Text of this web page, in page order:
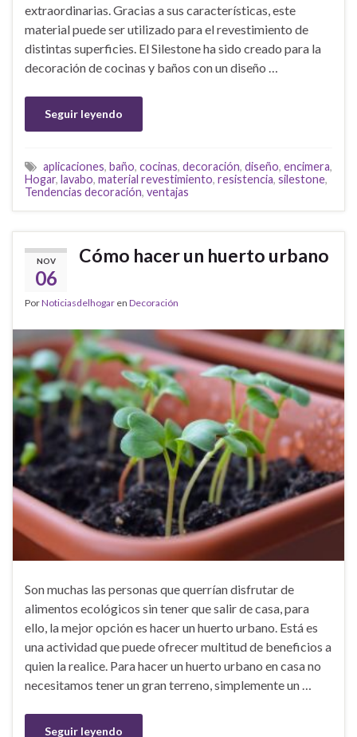
extraordinarias. Gracias a sus características, este
material puede ser utilizado para el revestimiento de
distintas superficies. El Silestone ha sido creado para la
decoración de cocinas y baños con un diseño …
Seguir leyendo
aplicaciones, baño, cocinas, decoración, diseño, encimera,
Hogar, lavabo, material revestimiento, resistencia, silestone,
Tendencias decoración, ventajas
NOV
06
Cómo hacer un huerto urbano
PorNoticiasdelhogar en Decoración
Son muchas las personas que querrían disfrutar de
alimentos ecológicos sin tener que salir de casa, para
ello, la mejor opción es hacer un huerto urbano. Está es
una actividad que puede ofrecer multitud de beneficios a
quien la realice. Para hacer un huerto urbano en casa no
necesitamos tener un gran terreno, simplemente un …
Seguir leyendo